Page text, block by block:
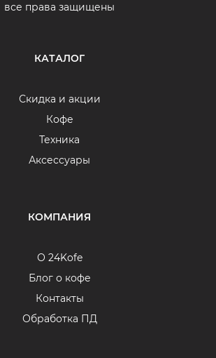
все права защищены
КАТАЛОГ
Скидка и акции
Кофе
Техника
Аксессуары
КОМПАНИЯ
О 24Kofe
Блог о кофе
Контакты
Обработка ПД